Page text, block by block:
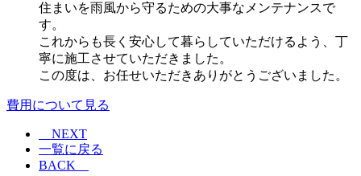
住まいを雨風から守るための大事なメンテナンスで
す。
これからも長く安心して暮らしていただけるよう、丁
寧に施工させていただきました。
この度は、お任せいただきありがとうございました。
費用について見る
NEXT
一覧に戻る
BACK